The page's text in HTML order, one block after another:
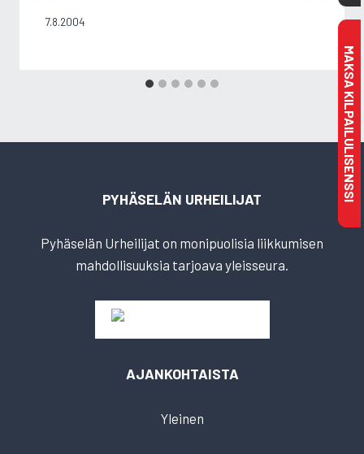
7.8.2004
PYHÄSELÄN URHEILIJAT
Pyhäselän Urheilijat on monipuolisia liikkumisen
mahdollisuuksia tarjoava yleisseura.
AJANKOHTAISTA
Yleinen
MAKSA KILPAILULISENSSI